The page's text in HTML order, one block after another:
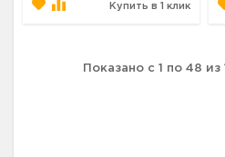
Купить в 1 клик
Показано с 1 по 48